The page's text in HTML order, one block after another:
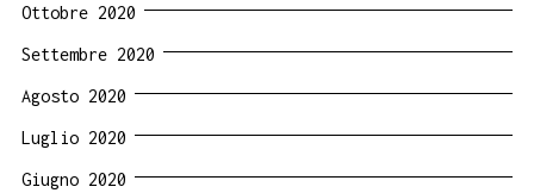
Ottobre 2020
Settembre 2020
Agosto 2020
Luglio 2020
Giugno 2020